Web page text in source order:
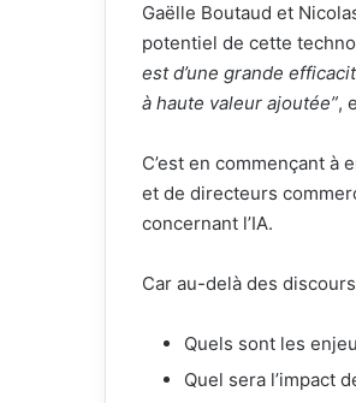
i
l
Gaëlle Boutaud et
potentiel de cette
est d’une grande
à haute valeur ajoutée”,
C’est en commençant
et de directeurs
concernant l’IA.
Car au-delà des
Quels sont les
Quel sera l’impact